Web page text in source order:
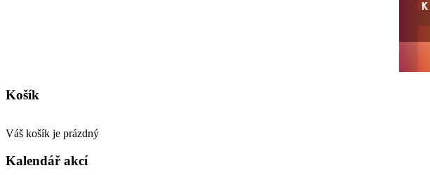
Košík
Váš košík je prázdný
Kalendář akcí